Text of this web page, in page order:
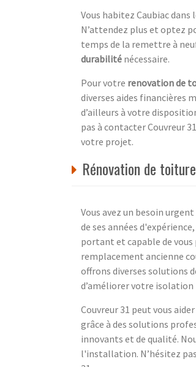
Vous habitez Caubiac
N’attendez plus et optez
temps de la remettre à
durabilité nécessaire.
Pour votre renovation de
diverses aides financières
d’ailleurs à votre
pas à contacter Couvreur
votre projet.
Rénovation de
Vous avez un besoin
de ses années
portant et capable de
remplacement ancienne
offrons diverses solutions
d’améliorer votre
Couvreur 31 peut vous
grâce à des solutions
innovants et de qualité.
l'installation. N’hésitez